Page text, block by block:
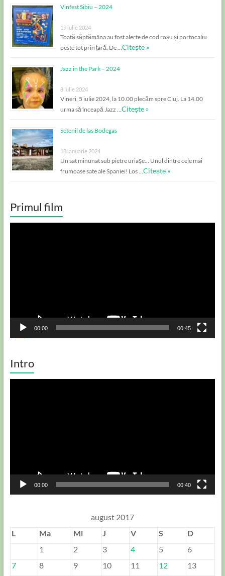
Vinfest Sibiu – 2024
19 iulie 2024
Toată săptămâna au fost alerte de cod roșu și portocaliu
peste tot prin țară. De … Citește »
Jazz in the Park – 2024
8 iulie 2024
Vineri, 5 iulie 2024, la 10.00 plecăm spre Cluj. La 14.00
urma să înceapă Jazz … Citește »
Setenil de las Bodegas
18 ianuarie 2024
Un sat minunat sub pietre uriașe… Unul dintre cele mai
frumoase sate ale Spaniei! Los … Citește »
Primul film
00:00 00:45
Intro
00:00 00:40
august 2017
L
Ma Mi J V S
D
1
2 3 4 5
6
7
8 9 10 11 12
13